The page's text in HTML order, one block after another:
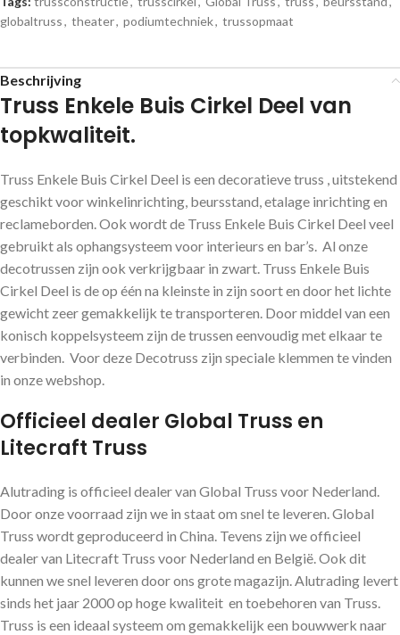
globaltruss, theater, podiumtechniek, trussopmaat
Beschrijving
Truss Enkele Buis Cirkel Deel van
topkwaliteit.
Truss Enkele Buis Cirkel Deel is een decoratieve truss , uitstekend
geschikt voor winkelinrichting, beursstand, etalage inrichting en
reclameborden. Ook wordt de Truss Enkele Buis Cirkel Deel veel
gebruikt als ophangsysteem voor interieurs en bar’s. Al onze
decotrussen zijn ook verkrijgbaar in zwart. Truss Enkele Buis
Cirkel Deel is de op één na kleinste in zijn soort en door het lichte
gewicht zeer gemakkelijk te transporteren. Door middel van een
konisch koppelsysteem zijn de trussen eenvoudig met elkaar te
verbinden. Voor deze Decotruss zijn speciale klemmen te vinden
in onze webshop.
Officieel dealer Global Truss en
Litecraft Truss
Alutrading is officieel dealer van Global Truss voor Nederland.
Door onze voorraad zijn we in staat om snel te leveren. Global
Truss wordt geproduceerd in China. Tevens zijn we officieel
dealer van Litecraft Truss voor Nederland en België. Ook dit
kunnen we snel leveren door ons grote magazijn. Alutrading levert
sinds het jaar 2000 op hoge kwaliteit en toebehoren van Truss.
Truss is een ideaal systeem om gemakkelijk een bouwwerk naar